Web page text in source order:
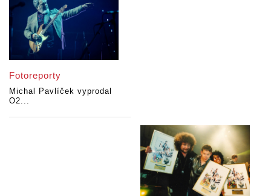
Fotoreporty
Michal Pavlíček vyprodal
O2...